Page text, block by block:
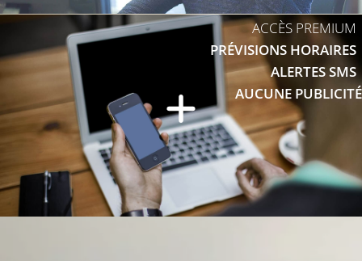
ACCÈS PREMIUM
PRÉVISIONS HORAIRES
ALERTES SMS
AUCUNE PUBLICITÉ